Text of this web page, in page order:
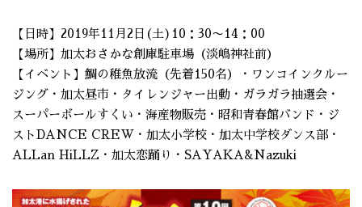
【日時】2019年11月2日(土)10：30〜14：00
【場所】加太おさかな創庫駐車場（淡嶋神社前）
【イベント】鯛の稚魚放流（先着150名）・ワンコインクルー
ジング・加太昼市・タイレンジャー出動・ガラガラ抽選会・
スーパーボールすくい・海産物販売・昭和青春館バンド・ジ
ストDANCE CREW・加太小学校・加太中学校ダンス部・
ALLan HiLLZ・加太恋踊り・SAYAKA&Nazuki